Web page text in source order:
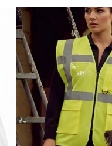
– mit Hundemotiv &
Premium Warnwesten